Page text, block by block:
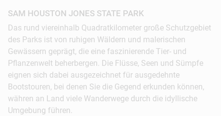
Kleiner Tipp: Die besten Bilder bekommt man,
wenn man dem Rundweg direkt über das
Sumpfgebiet folgt. Letzter Halt dieses Ausfluges
ist der Rutherford Beach, der sich zum Sammeln
von Muscheln und für einen ausgedehnten
Strandspaziergang anbietet, bei dem man den
herrlichen Blick über den Golf von Mexiko
genießen kann.
SAM HOUSTON JONES STATE PARK
Das rund viereinhalb Quadratkilometer große Schutzgebiet
des Parks ist von ruhigen Wäldern und malerischen
Gewässern geprägt, die eine faszinierende Tier- und
Pflanzenwelt beherbergen. Die Flüsse, Seen und Sümpfe
eignen sich dabei ausgezeichnet für ausgedehnte
Bootstouren, bei denen Sie die Gegend erkunden können,
währen an Land viele Wanderwege durch die idyllische
Umgebung führen.